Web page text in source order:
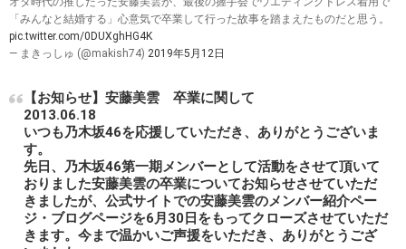
「みんなと結婚する」心意気で卒業して行った故事を踏まえたものだと思う。
pic.twitter.com/0DUXghHG4K
— まきっしゅ (@makish74) 2019年5月12日
【お知らせ】安藤美雲 卒業に関して
2013.06.18
いつも乃木坂46を応援していただき、ありがとうございま
す。
先日、乃木坂46第一期メンバーとして活動をさせて頂いて
おりました安藤美雲の卒業についてお知らせさせていただ
きましたが、公式サイトでの安藤美雲のメンバー紹介ペー
ジ・ブログページを6月30日をもってクローズさせていただ
きます。今まで温かいご声援をいただき、ありがとうござ